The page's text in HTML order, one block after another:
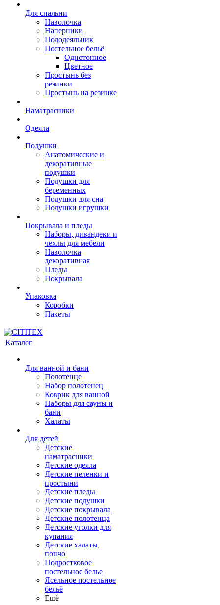
Для спальни
Наволочка
Наперники
Пододеяльник
Постельное бельё
Однотонное
Цветное
Простынь без
резинки
Простынь на резинке
Наматрасники
Одеяла
Подушки
Анатомические и
декоративные
подушки
Подушки для
беременных
Подушки для сна
Подушки игрушки
Покрывала и пледы
Наборы, дивандеки и
чехлы для мебели
Наволочка
декоративная
Пледы
Покрывала
Упаковка
Коробки
Пакеты
Каталог
Для ванной и бани
Полотенце
Набор полотенец
Коврик для ванной
Наборы для сауны и
бани
Халаты
Для детей
Детские
наматрасники
Детские одеяла
Детские пеленки и
простыни
Детские пледы
Детские подушки
Детские покрывала
Детские полотенца
Детские уголки для
купания
Детские халаты,
пончо
Подростковое
постельное белье
Ясельное постельное
бельё
Ещё